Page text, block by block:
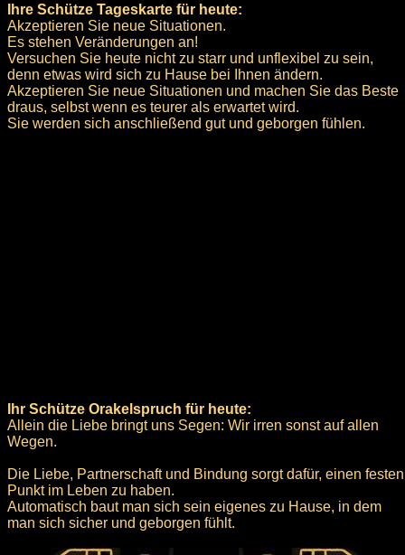
Ihre Schütze Tageskarte für heute:
Akzeptieren Sie neue Situationen.
Es stehen Veränderungen an!
Versuchen Sie heute nicht zu starr und unflexibel zu sein,
denn etwas wird sich zu Hause bei Ihnen ändern.
Akzeptieren Sie neue Situationen und machen Sie das Beste
draus, selbst wenn es teurer als erwartet wird.
Sie werden sich anschließend gut und geborgen fühlen.
Ihr Schütze Orakelspruch für heute:
Allein die Liebe bringt uns Segen: Wir irren sonst auf allen
Wegen.
Die Liebe, Partnerschaft und Bindung sorgt dafür, einen festen
Punkt im Leben zu haben.
Automatisch baut man sich sein eigenes zu Hause, in dem
man sich sicher und geborgen fühlt.